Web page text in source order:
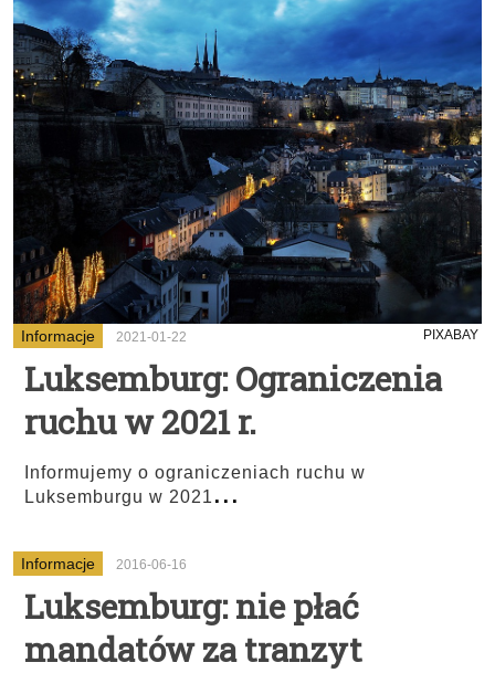
Informacje 2021-01-22 PIXABAY
Luksemburg: Ograniczenia
ruchu w 2021 r.
Informujemy o ograniczeniach ruchu w
Luksemburgu w 2021...
Informacje 2016-06-16
Luksemburg: nie płać
mandatów za tranzyt